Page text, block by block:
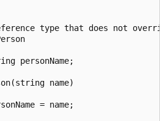
type that does not
personName;
name)
= name;